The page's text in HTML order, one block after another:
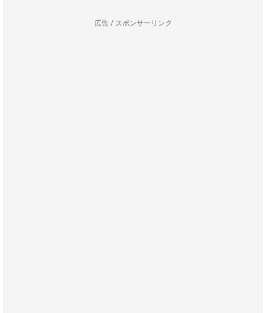
広告 / スポンサーリンク